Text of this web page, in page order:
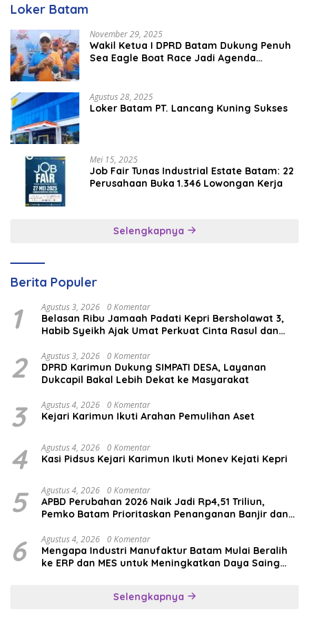
Loker Batam
November 29, 2025
Wakil Ketua I DPRD Batam Dukung Penuh
Sea Eagle Boat Race Jadi Agenda
Agustus 28, 2025
Loker Batam PT. Lancang Kuning Sukses
Mei 15, 2025
Job Fair Tunas Industrial Estate Batam: 22
Perusahaan Buka 1.346 Lowongan Kerja
Selengkapnya
Berita Populer
1 Agustus 3, 2026 0 Komentar
Belasan Ribu Jamaah Padati Kepri Bersholawat 3,
Habib Syeikh Ajak Umat Perkuat Cinta Rasul dan
2 Agustus 3, 2026 0 Komentar
DPRD Karimun Dukung SIMPATI DESA, Layanan
Dukcapil Bakal Lebih Dekat ke Masyarakat
3 Agustus 4, 2026 0 Komentar
Kejari Karimun Ikuti Arahan Pemulihan Aset
4 Agustus 4, 2026 0 Komentar
Kasi Pidsus Kejari Karimun Ikuti Monev Kejati Kepri
5 Agustus 4, 2026 0 Komentar
APBD Perubahan 2026 Naik Jadi Rp4,51 Triliun,
Pemko Batam Prioritaskan Penanganan Banjir dan
6 Agustus 4, 2026 0 Komentar
Mengapa Industri Manufaktur Batam Mulai Beralih
ke ERP dan MES untuk Meningkatkan Daya Saing
Selengkapnya